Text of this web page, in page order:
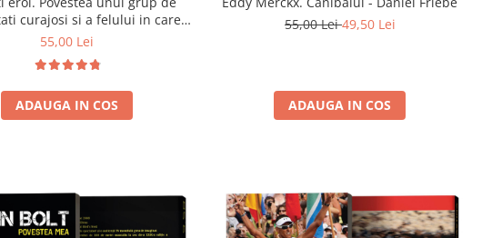
curajosi si a felului in care
reusit sa descifreze secretele
Christopher McDougall
55,00 Lei
ADAUGA IN COS
55,00 Lei49,50 Lei
ADAUGA IN COS